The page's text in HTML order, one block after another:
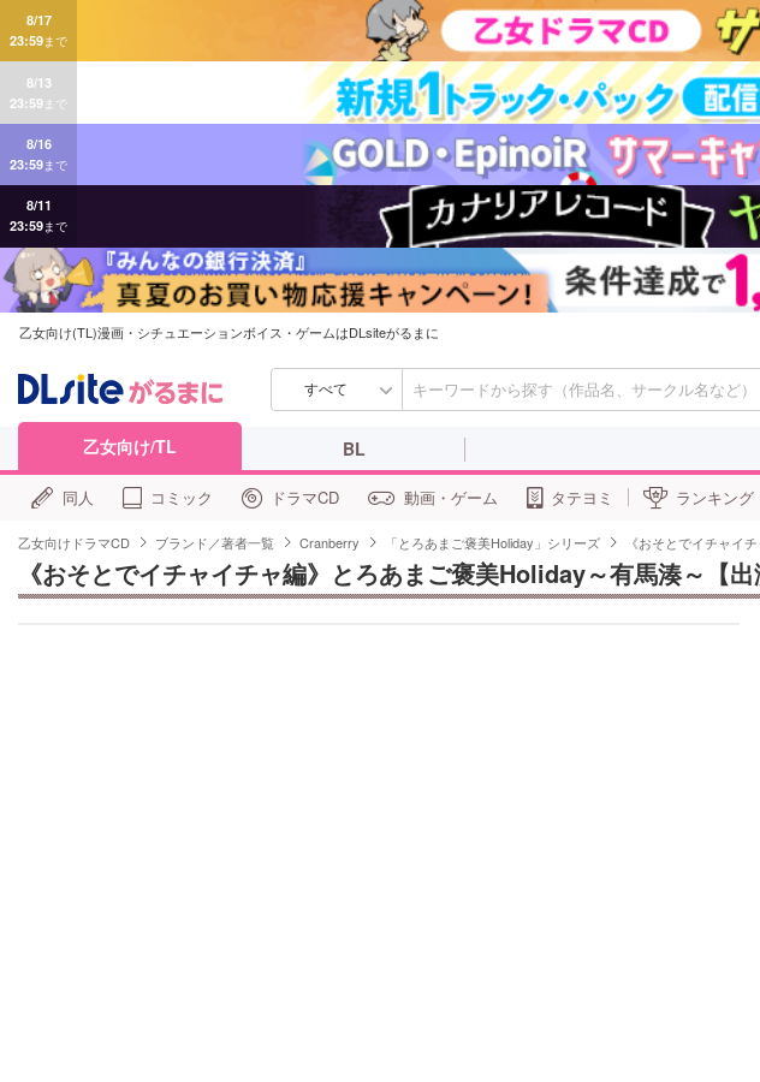
8/17
23:59まで
8/13
23:59 まで
8/16
23:59まで
8/11
23:59まで
乙女向け(TL)漫画・シチュエーションボイス・ゲームはDLsiteがるまに
すべて
乙女向け/TL BL
同人 コミック ドラマCD 動画・ゲーム タテヨミ ランキング
乙女向けドラマCD ブランド／著者一覧 Cranberry 「とろあまご褒美Holiday」シリーズ 《おそとでイチャイ
《おそとでイチャイチャ編》とろあまご褒美Holiday～有馬湊～【出